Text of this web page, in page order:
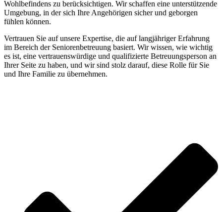
Wohlbefindens zu berücksichtigen. Wir schaffen eine unterstützende
Umgebung, in der sich Ihre Angehörigen sicher und geborgen
fühlen können.
Vertrauen Sie auf unsere Expertise, die auf langjähriger Erfahrung
im Bereich der Seniorenbetreuung basiert. Wir wissen, wie wichtig
es ist, eine vertrauenswürdige und qualifizierte Betreuungsperson an
Ihrer Seite zu haben, und wir sind stolz darauf, diese Rolle für Sie
und Ihre Familie zu übernehmen.